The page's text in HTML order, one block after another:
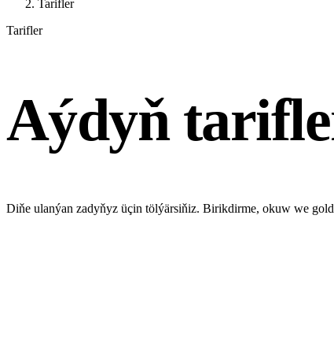
Tarifler
Tarifler
Aýdyň
Diňe ulanýan zadyňyz üçin tölýärsiňiz. Birikdirme, okuw we